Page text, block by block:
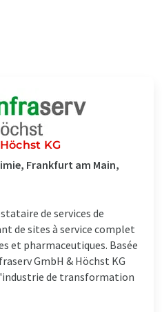
KG
Frankfurt am Main,
de services de
de sites à service complet
et pharmaceutiques. Basée
GmbH & Höchst KG
de transformation